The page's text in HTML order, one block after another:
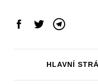
Facebook
TwitterTelegram
HLAVNÍ